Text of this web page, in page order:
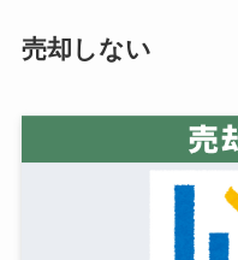
売却しない